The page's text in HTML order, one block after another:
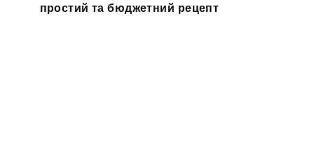
простий та бюджетний рецепт